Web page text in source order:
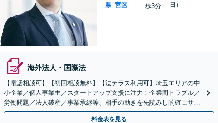
県 宮区
歩3分
日）
海外法人・国際法
【電話相談可】【初回相談無料】【法テラス利用可】埼玉エリアの中
小企業／個人事業主／スタートアップ支援に注力！企業間トラブル／
労働問題／法人破産／事業承継等、相手の動きを先読みし的確にサポ
ート。顧問契約料は柔軟に調整【完全個室】【大宮駅3分】
料金表を見る